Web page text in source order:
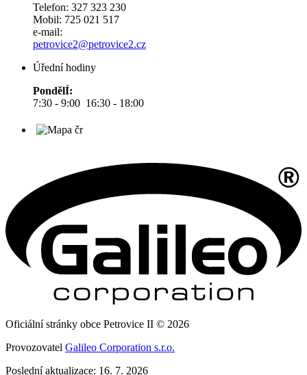
Telefon: 327 323 230
Mobil: 725 021 517
e-mail:
petrovice2@petrovice2.cz
Úřední hodiny
PondělÍ:
7:30 - 9:00 16:30 - 18:00
Oficiální stránky obce Petrovice II © 2026
Provozovatel Galileo Corporation s.r.o.
Poslední aktualizace: 16. 7. 2026